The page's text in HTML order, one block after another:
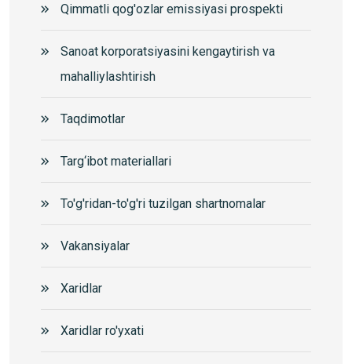
Qimmatli qog'ozlar emissiyasi prospekti
Sanoat korporatsiyasini kengaytirish va
mahalliylashtirish
Taqdimotlar
Targ‘ibot materiallari
To'g'ridan-to'g'ri tuzilgan shartnomalar
Vakansiyalar
Xaridlar
Xaridlar ro'yxati